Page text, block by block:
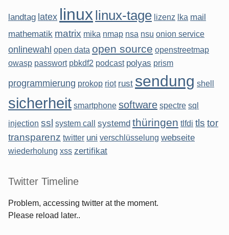
landtag latex linux linux-tage lizenz lka mail
mathematik matrix mika nmap nsa nsu onion service
onlinewahl open data open source openstreetmap
owasp passwort pbkdf2 podcast polyas prism
programmierung prokop riot rust sendung shell
sicherheit smartphone software spectre sql
injection ssl system call systemd thüringen tlfdi tls tor
transparenz twitter uni verschlüsselung webseite
wiederholung xss zertifikat
Twitter Timeline
Problem, accessing twitter at the moment.
Please reload later..